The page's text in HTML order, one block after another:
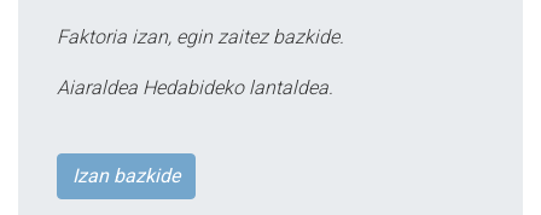
Faktoria izan, egin zaitez bazkide.
Aiaraldea Hedabideko lantaldea.
Izan bazkide